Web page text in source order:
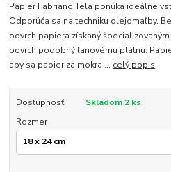
Papier Fabriano Tela ponúka ideálne
Odporúča sa na techniku olejomaľby.
povrch papiera získaný
povrch podobný ľanovému plátnu.
aby sa papier za mokra ... celý popis
Dostupnosť
Skladom 2 ks
Rozmer